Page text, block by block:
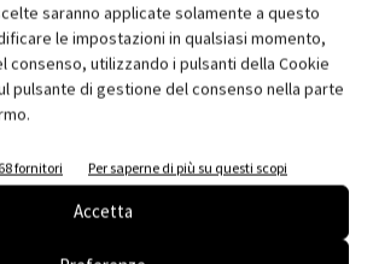
saranno applicate solamente a questo
le impostazioni in qualsiasi momento,
consenso, utilizzando i pulsanti della Cookie
pulsante di gestione del consenso nella parte
fornitori Per saperne di più su questi scopi
Accetta